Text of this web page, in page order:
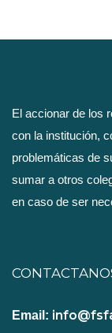
El accionar de los
con la institución,
problemáticas de
sumar a otros
en caso de ser
Email: